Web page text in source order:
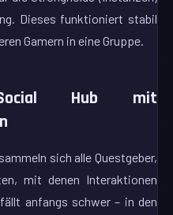
Dieses funktioniert stabil
Gamern in eine Gruppe.
Hub mit
sich alle Questgeber,
mit denen Interaktionen
anfangs schwer – in den